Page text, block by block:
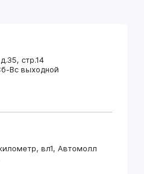
стр.14
Вс выходной
вл1, Автомолл